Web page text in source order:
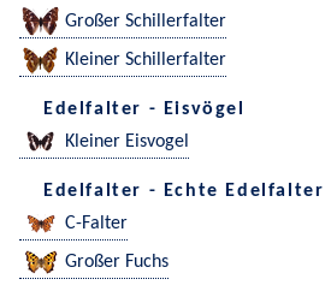
Großer Schillerfalter
Kleiner Schillerfalter
Edelfalter - Eisvögel
Kleiner Eisvogel
Edelfalter - Echte Edelfalter
C-Falter
Großer Fuchs